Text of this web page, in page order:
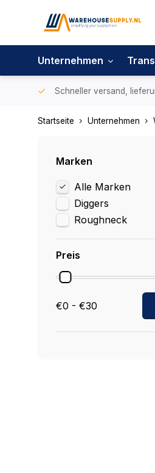
Unternehmen
Schneller versand,
Startseite Unternehmen
Marken
Alle Marken
Diggers
Roughneck
Preis
€0 - €30